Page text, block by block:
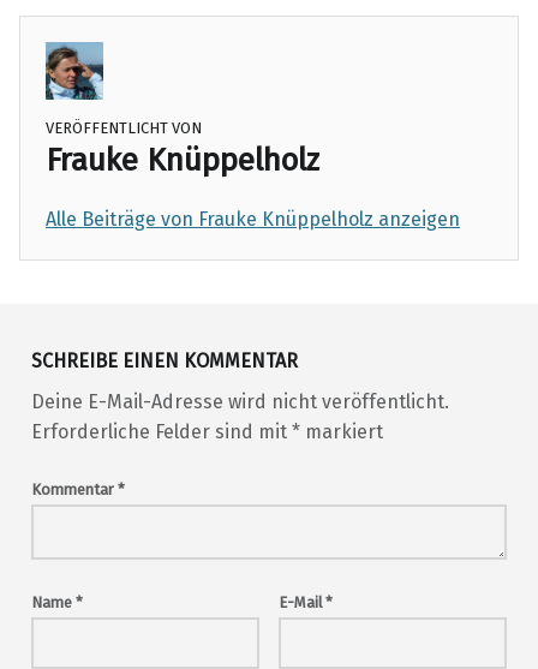
dasgeheimnis
VERÖFFENTLICHT VON
Frauke Knüppelholz
Alle Beiträge von Frauke Knüppelholz anzeigen
Skip back to main navigation
SCHREIBE EINEN KOMMENTAR
Deine E-Mail-Adresse wird nicht veröffentlicht.
Erforderliche Felder sind mit *markiert
Kommentar *
Name * E-Mail*